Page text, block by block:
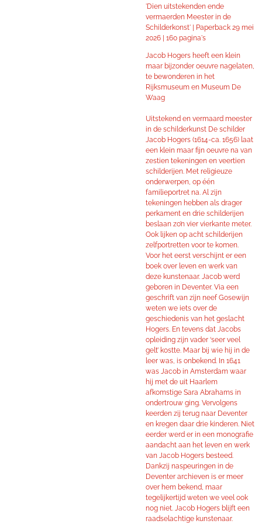
'Dien uitstekenden ende
vermaerden Meester in de
Schilderkonst' |
Paperback 29 mei
2026 | 160 pagina's
Jacob Hogers heeft een klein
maar bijzonder oeuvre nagelaten,
te bewonderen in het
Rijksmuseum en Museum De
Waag
Uitstekend en vermaard meester
in de schilderkunst De schilder
Jacob Hogers (1614-ca. 1656) laat
een klein maar fijn oeuvre na van
zestien tekeningen en veertien
schilderijen. Met religieuze
onderwerpen, op één
familieportret na. Al zijn
tekeningen hebben als drager
perkament en drie schilderijen
beslaan zo’n vier vierkante meter.
Ook lijken op acht schilderijen
zelfportretten voor te komen.
Voor het eerst verschijnt er een
boek over leven en werk van
deze kunstenaar. Jacob werd
geboren in Deventer. Via een
geschrift van zijn neef Gosewijn
weten we iets over de
geschiedenis van het geslacht
Hogers. En tevens dat Jacobs
opleiding zijn vader ‘seer veel
gelt’ kostte. Maar bij wie hij in de
leer was, is onbekend. In 1641
was Jacob in Amsterdam waar
hij met de uit Haarlem
afkomstige Sara Abrahams in
ondertrouw ging. Vervolgens
keerden zij terug naar Deventer
en kregen daar drie kinderen. Niet
eerder werd er in een monografie
aandacht aan het leven en werk
van Jacob Hogers besteed.
Dankzij naspeuringen in de
Deventer archieven is er meer
over hem bekend, maar
tegelijkertijd weten we veel ook
nog niet. Jacob Hogers blijft een
raadselachtige kunstenaar.